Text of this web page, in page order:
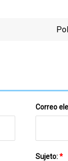
Correo
Sujeto:*